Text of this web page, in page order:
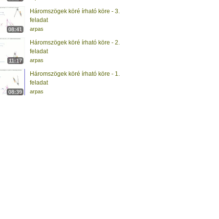
08:41
Háromszögek köré írható köre - 3.
feladat
arpas
11:17
Háromszögek köré írható köre - 2.
feladat
arpas
08:39
Háromszögek köré írható köre - 1.
feladat
arpas